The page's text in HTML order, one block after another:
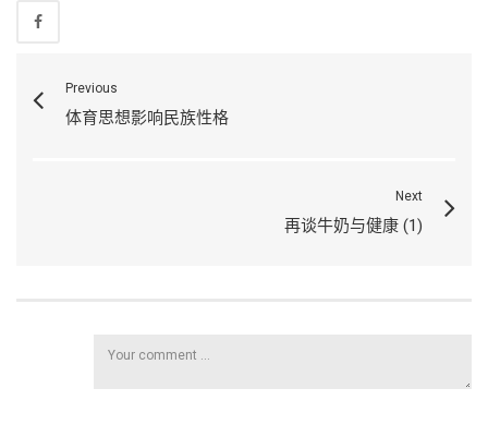
Previous
体育思想影响民族性格
Next
再谈牛奶与健康 (1)